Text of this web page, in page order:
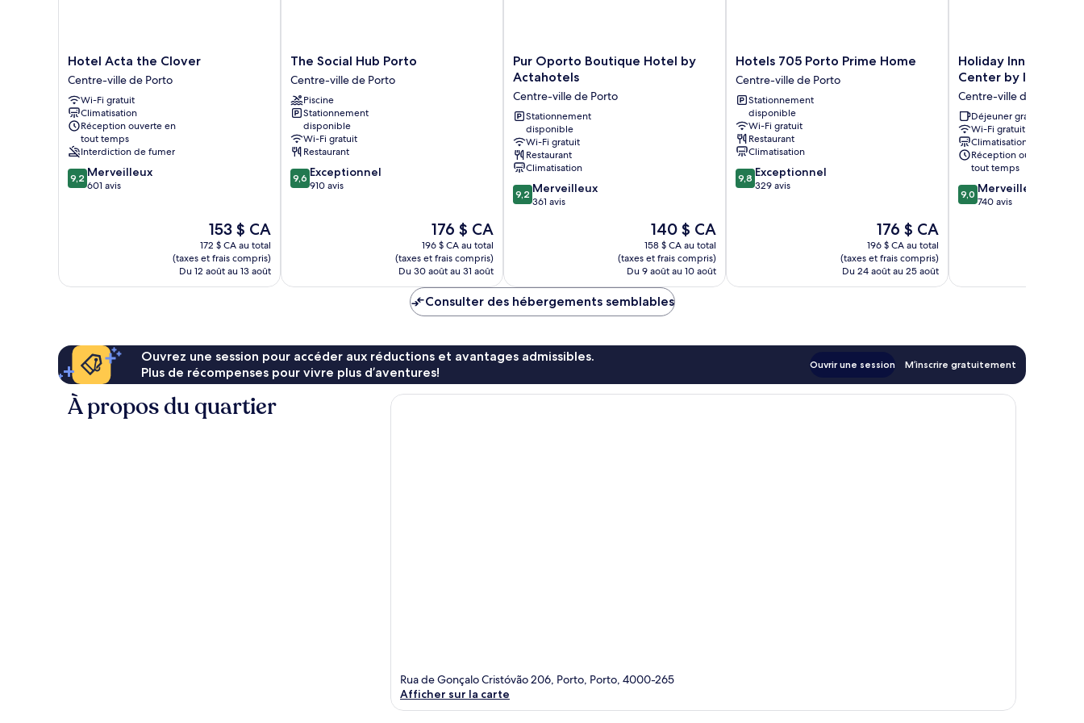
Hotel
Acta
the
Clover
Centre-
ville
de
Porto
Hotel Acta the Clover
Centre-ville de Porto
Wi-Fi gratuit
Climatisation
Réception ouverte en
tout temps
Interdiction de fumer
9.2
sur
9,2 Merveilleux
601 avis
Le
prix
est
de
153 $ CA
153 $ CA
172 $ CA au total
(taxes et frais compris)
Du 12 août au 13 août
The
Social
Hub
Porto
Centre-
ville
de
Porto
The Social Hub Porto
Centre-ville de Porto
Piscine
Stationnement
disponible
Wi-Fi gratuit
Restaurant
9.6
sur
9,6 Exceptionnel
910 avis
Le
prix
est
de
176 $ CA
176 $ CA
196 $ CA au total
(taxes et frais compris)
Du 30 août au 31 août
Pur
Oporto
Hotel
by
Actahotels
Centre-
ville
de
Porto
Pur Oporto Boutique Hotel by
Actahotels
Centre-ville de Porto
Stationnement
disponible
Wi-Fi gratuit
Restaurant
Climatisation
9.2
sur
9,2 Merveilleux
361 avis
Le
prix
est
de
140 $ CA
140 $ CA
158 $ CA au total
(taxes et frais compris)
Du 9 août au 10 août
Hotels
705
Porto
Prime
Home
Centre-
ville
de
Porto
Hotels 705 Porto Prime Home
Centre-ville de Porto
Stationnement
disponible
Wi-Fi gratuit
Restaurant
Climatisation
9.8
sur
9,8 Exceptionnel
329 avis
Le
prix
est
de
176 $ CA
176 $ CA
196 $ CA au total
(taxes et frais compris)
Du 24 août au 25 août
Holiday
Inn
Porto
City
Center
by
IHG
Centre-
ville
de
Holiday Inn Express
Center by IHG
Centre-ville de Porto
Déjeuner gratuit
Wi-Fi gratuit
Climatisation
Réception ouverte en
tout temps
9.0
sur
9,0 Merveilleux
740 avis
Consulter des hébergements semblables
Ouvrez une session pour accéder aux réductions et avantages admissibles.
Plus de récompenses pour vivre plus d’aventures!
Ouvrir une session M’inscrire gratuitement
À propos du quartier
Rua de Gonçalo Cristóvão 206, Porto, Porto, 4000-265
Afficher sur la carte